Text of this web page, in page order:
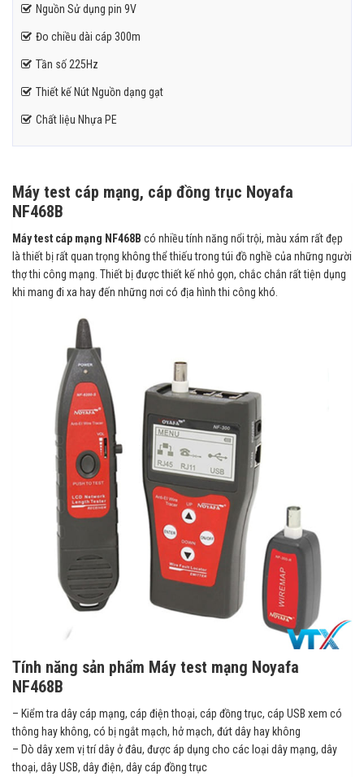
Nguồn Sử dụng pin 9V
Đo chiều dài cáp 300m
Tần số 225Hz
Thiết kế Nút Nguồn dạng gạt
Chất liệu Nhựa PE
Máy test cáp mạng, cáp đồng trục Noyafa
NF468B
Máy test cáp mạng NF468B có nhiều tính năng nổi trội, màu xám rất đẹp
là thiết bị rất quan trọng không thể thiếu trong túi đồ nghề của những người
thợ thi công mạng. Thiết bị được thiết kế nhỏ gọn, chắc chắn rất tiện dụng
khi mang đi xa hay đến những nơi có địa hình thi công khó.
Tính năng sản phẩm Máy test mạng Noyafa
NF468B
– Kiểm tra dây cáp mạng, cáp điện thoại, cáp đồng trục, cáp USB xem có
thông hay không, có bị ngắt mạch, hở mạch, đứt dây hay không
– Dò dây xem vị trí dây ở đâu, được áp dụng cho các loại dây mạng, dây
thoại, dây USB, dây điện, dây cáp đồng trục